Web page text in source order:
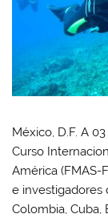
México, D.F. A
Curso
América (FMAS-
e investigadores
Colombia,